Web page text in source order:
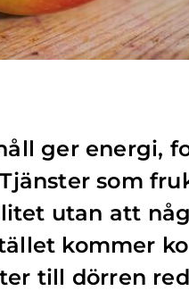
ger energi,
som
utan att
kommer
till dörren